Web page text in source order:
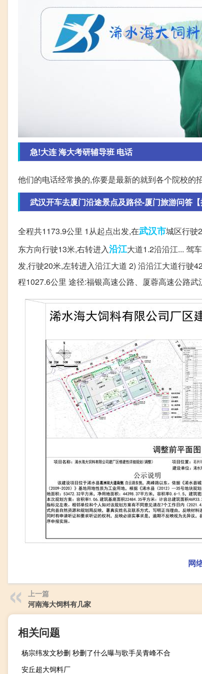
急!大连 海大考研辅导班 电话
他们的电话经常换的,你要是最新的就到各个院校的
武汉开车去厦门沿途景点及路径-厦门旅游问答【
全程共1173.9公里 1从起点出发,在武汉市城区行驶
东方向行驶13米,右转进入沿江大道1.2沿沿江... 驾
发,行驶20米,左转进入沿江大道 2) 沿沿江大道行驶
程1027.6公里 途径:福银高速公路、厦蓉高速公路
网
上一篇
河南海大饲料有几家
相关问题
杨宗纬发文秒删 秒删了什么曝与歌手吴青峰不合
安丘超大饲料厂